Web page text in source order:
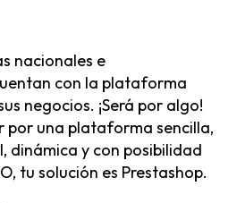
nacionales e
con la plataforma
negocios. ¡Será por algo!
por una plataforma sencilla,
dinámica y con posibilidad
tu solución es Prestashop.